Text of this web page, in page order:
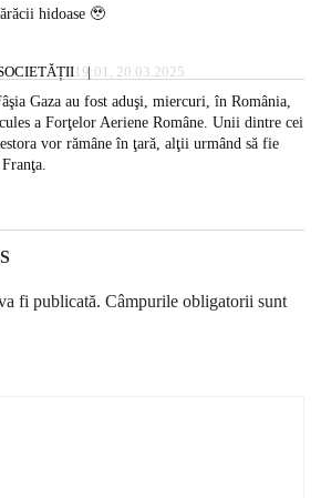
hidoase 🥹
19:01, 20.03.2025
Gaza au fost aduşi, miercuri, în România,
a Forţelor Aeriene Române. Unii dintre cei
vor rămâne în ţară, alţii urmând să fie
fi publicată. Câmpurile obligatorii sunt